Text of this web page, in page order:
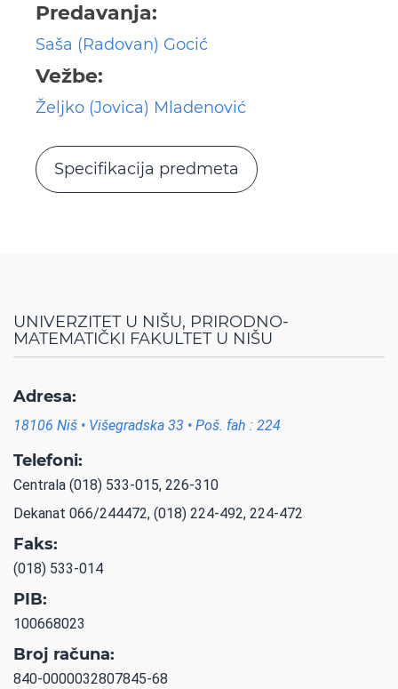
Predavanja:
Saša (Radovan) Gocić
Vežbe:
Željko (Jovica) Mladenović
Specifikacija predmeta
UNIVERZITET U NIŠU, PRIRODNO-
MATEMATIČKI FAKULTET U NIŠU
Adresa:
18106 Niš • Višegradska 33 • Poš. fah : 224
Telefoni:
Centrala (018) 533-015, 226-310
Dekanat 066/244472, (018) 224-492, 224-472
Faks:
(018) 533-014
PIB:
100668023
Broj računa:
840-0000032807845-68